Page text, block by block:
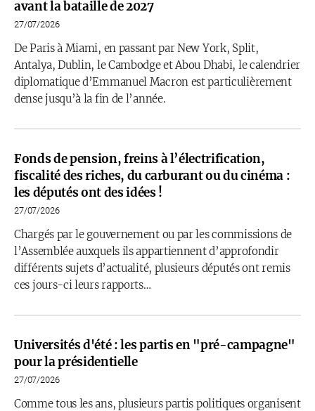
avant la bataille de 2027
27/07/2026
De Paris à Miami, en passant par New York, Split,
Antalya, Dublin, le Cambodge et Abou Dhabi, le calendrier
diplomatique d’Emmanuel Macron est particulièrement
dense jusqu’à la fin de l’année.
Fonds de pension, freins à l’électrification,
fiscalité des riches, du carburant ou du cinéma :
les députés ont des idées !
27/07/2026
Chargés par le gouvernement ou par les commissions de
l’Assemblée auxquels ils appartiennent d’approfondir
différents sujets d’actualité, plusieurs députés ont remis
ces jours-ci leurs rapports…
Universités d'été : les partis en "pré-campagne"
pour la présidentielle
27/07/2026
Comme tous les ans, plusieurs partis politiques organisent